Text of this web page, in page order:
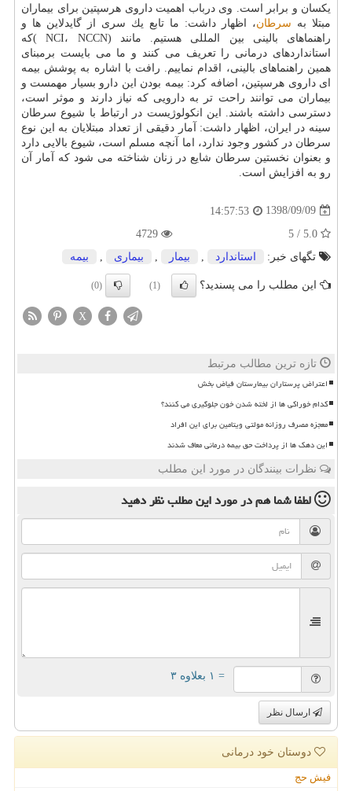
یكسان و برابر است. وی درباب اهمیت داروی هرسپتین برای بیماران
مبتلا به سرطان، اظهار داشت: ما تابع یك سری از گایدلاین ها و
راهنماهای بالینی بین المللی هستیم. مانند (NCI، NCCN )كه
استانداردهای درمانی را تعریف می كنند و ما می بایست برمبنای
همین راهنماهای بالینی، اقدام نماییم. رافت با اشاره به پوشش بیمه
ای داروی هرسپتین، اضافه كرد: بیمه بودن این دارو بسیار مهمست و
بیماران می توانند راحت تر به دارویی كه نیاز دارند و موثر است،
دسترسی داشته باشند. این انكولوژیست در ارتباط با شیوع سرطان
سینه در ایران، اظهار داشت: آمار دقیقی از تعداد مبتلایان به این نوع
سرطان در كشور وجود ندارد، اما آنچه مسلم است، شیوع بالایی دارد
و بعنوان نخستین سرطان شایع در زنان شناخته می شود كه آمار آن
رو به افزایش است.
1398/09/09
14:57:53
تگهای خبر:
استاندارد بیمار بیماری بیمه
این مطلب را می پسندید؟ (1)
(0)
X
تازه ترین مطالب مرتبط
اعتراض پرستاران بیمارستان فیاض بخش
کدام خوراکی ها از لخته شدن خون جلوگیری می کنند؟
معجزه مصرف روزانه مولتی ویتامین برای این افراد
این دهک ها از پرداخت حق بیمه درمانی معاف شدند
نظرات بینندگان در مورد این مطلب
لطفا شما همدر مورد این مطلبنظر دهید
= ۱ بعلاوه ۳
ارسال نظر
دوستان خود درمانی
فیش حج